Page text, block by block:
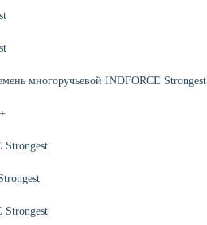
многоручьевой INDFORCE Strongest
Strongest
Strongest